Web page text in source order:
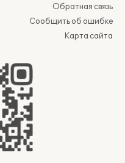
Обратная связь
Сообщить об ошибке
Карта сайта